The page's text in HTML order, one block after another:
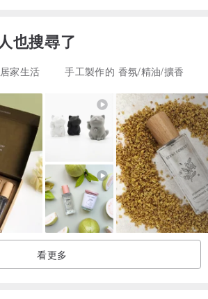
也搜尋了
居家生活 手工製作的 香氛/精油/擴香
看更多